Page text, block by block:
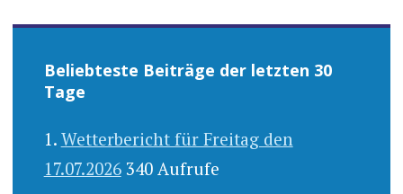
Beliebteste Beiträge der letzten 30
Tage
Wetterbericht für Freitag den
17.07.2026 340 Aufrufe